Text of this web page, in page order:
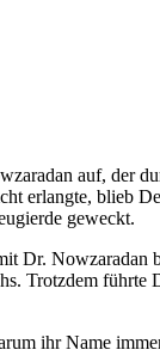
auf, der
erlangte, blieb
geweckt.
Dr. Nowzaradan
Trotzdem führte
ihr Name